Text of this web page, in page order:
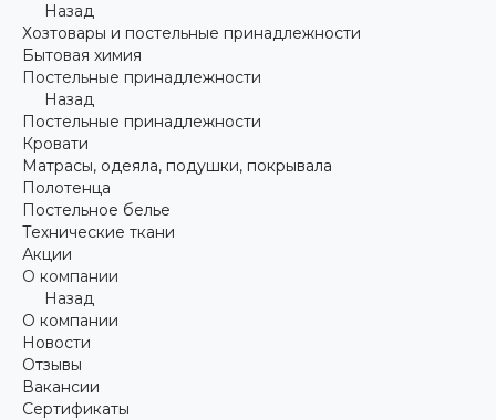
Назад
Хозтовары и постельные принадлежности
Бытовая химия
Постельные принадлежности
Назад
Постельные принадлежности
Кровати
Матрасы, одеяла, подушки, покрывала
Полотенца
Постельное белье
Технические ткани
Акции
О компании
Назад
О компании
Новости
Отзывы
Вакансии
Сертификаты